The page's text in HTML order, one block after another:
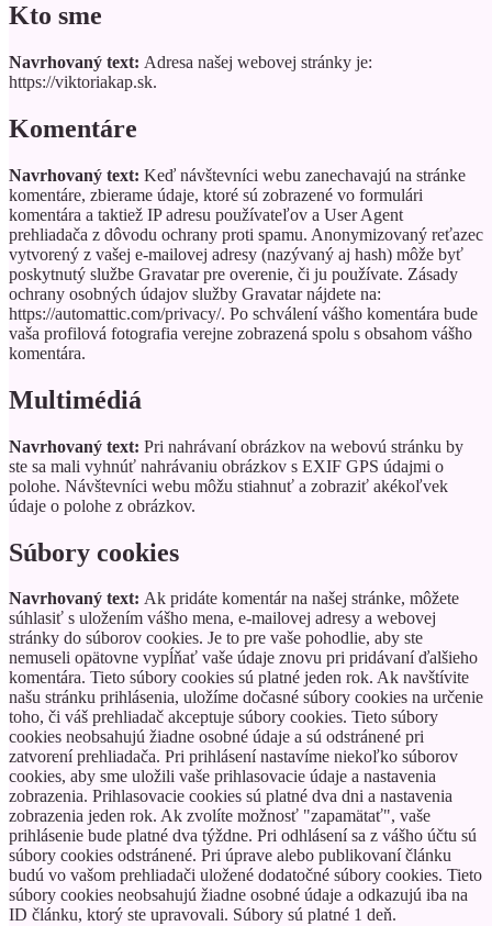
Kto sme
Navrhovaný text: Adresa našej webovej stránky je:
https://viktoriakap.sk.
Komentáre
Navrhovaný text: Keď návštevníci webu zanechavajú na stránke
komentáre, zbierame údaje, ktoré sú zobrazené vo formulári
komentára a taktiež IP adresu používateľov a User Agent
prehliadača z dôvodu ochrany proti spamu. Anonymizovaný reťazec
vytvorený z vašej e-mailovej adresy (nazývaný aj hash) môže byť
poskytnutý službe Gravatar pre overenie, či ju používate. Zásady
ochrany osobných údajov služby Gravatar nájdete na:
https://automattic.com/privacy/. Po schválení vášho komentára bude
vaša profilová fotografia verejne zobrazená spolu s obsahom vášho
komentára.
Multimédiá
Navrhovaný text: Pri nahrávaní obrázkov na webovú stránku by
ste sa mali vyhnúť nahrávaniu obrázkov s EXIF GPS údajmi o
polohe. Návštevníci webu môžu stiahnuť a zobraziť akékoľvek
údaje o polohe z obrázkov.
Súbory cookies
Navrhovaný text: Ak pridáte komentár na našej stránke, môžete
súhlasiť s uložením vášho mena, e-mailovej adresy a webovej
stránky do súborov cookies. Je to pre vaše pohodlie, aby ste
nemuseli opätovne vypĺňať vaše údaje znovu pri pridávaní ďalšieho
komentára. Tieto súbory cookies sú platné jeden rok. Ak navštívite
našu stránku prihlásenia, uložíme dočasné súbory cookies na určenie
toho, či váš prehliadač akceptuje súbory cookies. Tieto súbory
cookies neobsahujú žiadne osobné údaje a sú odstránené pri
zatvorení prehliadača. Pri prihlásení nastavíme niekoľko súborov
cookies, aby sme uložili vaše prihlasovacie údaje a nastavenia
zobrazenia. Prihlasovacie cookies sú platné dva dni a nastavenia
zobrazenia jeden rok. Ak zvolíte možnosť "zapamätať", vaše
prihlásenie bude platné dva týždne. Pri odhlásení sa z vášho účtu sú
súbory cookies odstránené. Pri úprave alebo publikovaní článku
budú vo vašom prehliadači uložené dodatočné súbory cookies. Tieto
súbory cookies neobsahujú žiadne osobné údaje a odkazujú iba na
ID článku, ktorý ste upravovali. Súbory sú platné 1 deň.